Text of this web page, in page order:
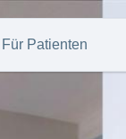
Für Patienten